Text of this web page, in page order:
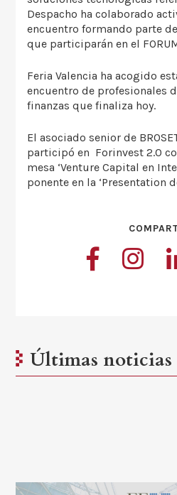
Despacho ha colaborado
encuentro formando parte
que participarán en el
Feria Valencia ha acogido
encuentro de profesionales
finanzas que finaliza hoy.
El asociado senior de
participó en Forinvest 2.0
mesa ‘Venture Capital en
ponente en la ‘Presentation
Últimas noticias